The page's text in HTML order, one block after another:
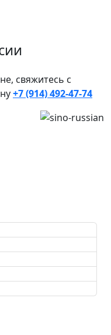
свяжитесь с
+7 (914) 492-47-74